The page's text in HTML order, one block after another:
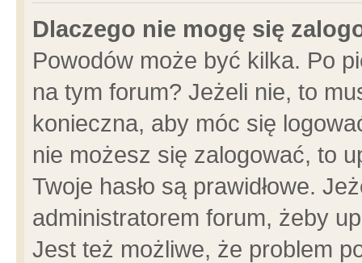
Dlaczego nie mogę się
Powodów może być kilka. Po
na tym forum? Jeżeli nie, to
konieczna, aby móc się
nie możesz się zalogować, to
Twoje hasło są prawidłowe.
administratorem forum, żeby
Jest też możliwe, że problem